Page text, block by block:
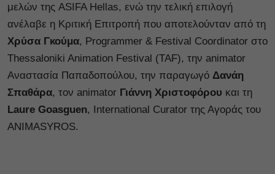
μελών της ASIFA Hellas, ενώ την τελική επιλογή
ανέλαβε η Κριτική Επιτροπή που αποτελούνταν από τη
Χρύσα Γκούμα, Programmer & Festival Coordinator στο
Thessaloniki Animation Festival (TAF), την animator
Αναστασία Παπαδοπούλου, την παραγωγό Δανάη
Σπαθάρα, τον animator Γιάννη Χριστοφόρου και τη
Laure Goasguen, International Curator της Αγοράς του
ANIMASYROS.